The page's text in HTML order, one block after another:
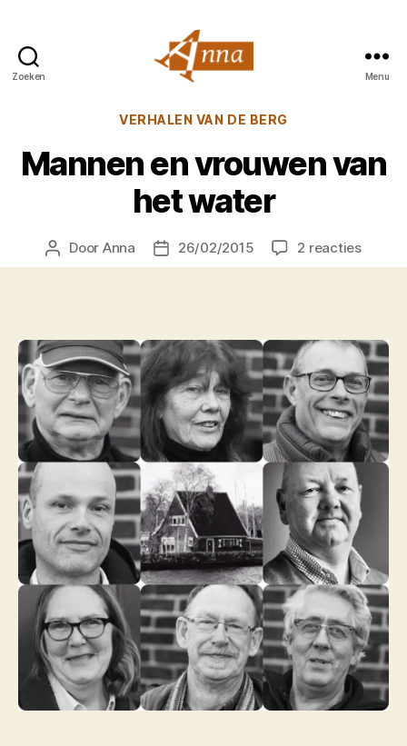
Zoeken
van
Menu
Categorieën
VERHALEN VAN DE BERG
Mannen en vrouwen van
het water
Berichtauteur
Door Anna Berichtdatum
26/02/2015 2 reactiesop
het
water